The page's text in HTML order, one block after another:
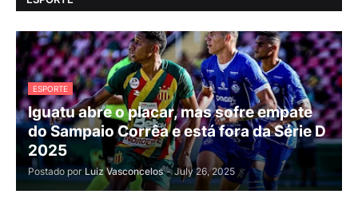
ESPORTE
Iguatu abre o placar, mas sofre empate
do Sampaio Corrêa e está fora da Série D
2025
Postado por Luiz Vasconcelos - July 26, 2025